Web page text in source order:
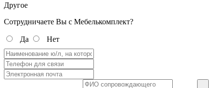
Другое
Сотрудничаете Вы с Мебелькомплект?
Да Нет